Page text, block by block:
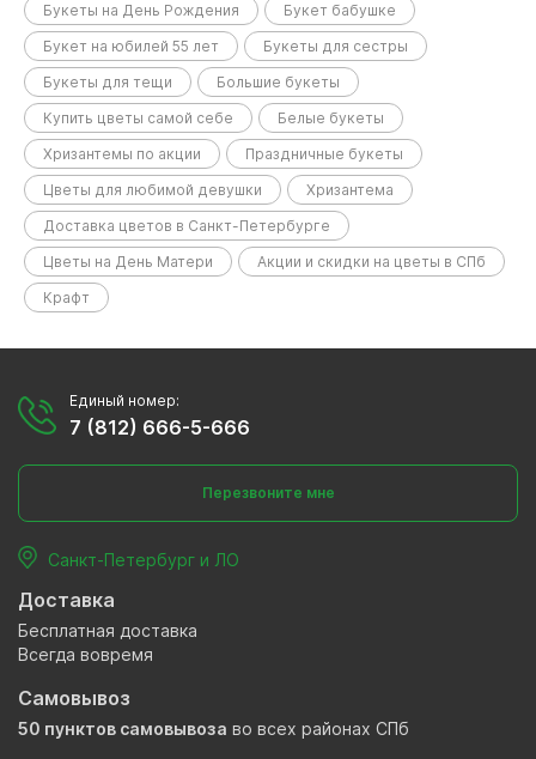
Букеты на День Рождения
Букет бабушке
Букет на юбилей 55 лет
Букеты для сестры
Букеты для тещи
Большие букеты
Купить цветы самой себе
Белые букеты
Хризантемы по акции
Праздничные букеты
Цветы для любимой девушки
Хризантема
Доставка цветов в Санкт-Петербурге
Цветы на День Матери
Акции и скидки на цветы в СПб
Крафт
Единый номер:
7 (812) 666-5-666
Перезвоните мне
Санкт-Петербург и ЛО
Доставка
Бесплатная доставка
Всегда вовремя
Самовывоз
50 пунктов самовывоза во всех районах СПб